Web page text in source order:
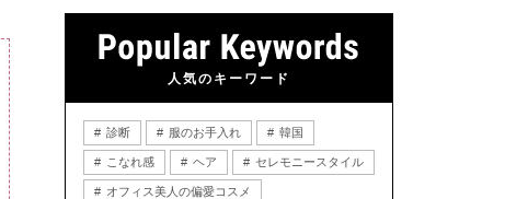
人気のキーワード
診断 服のお手入れ 韓国
こなれ感 ヘア セレモニースタイル
オフィス美人の偏愛コスメ